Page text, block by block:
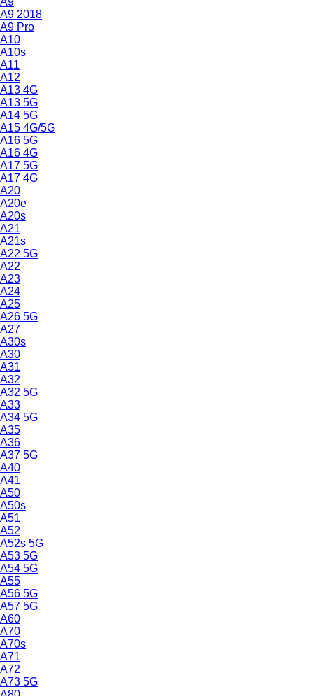
A9 2018
A9 Pro
A10
A10s
A11
A12
A13 4G
A13 5G
A14 5G
A15 4G/5G
A16 5G
A16 4G
A17 5G
A17 4G
A20
A20e
A20s
A21
A21s
A22 5G
A22
A23
A24
A25
A26 5G
A27
A30s
A30
A31
A32
A32 5G
A33
A34 5G
A35
A36
A37 5G
A40
A41
A50
A50s
A51
A52
A52s 5G
A53 5G
A54 5G
A55
A56 5G
A57 5G
A60
A70
A70s
A71
A72
A73 5G